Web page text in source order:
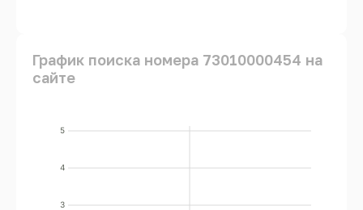
График поиска номера 73010000454 на
сайте
3
4
5